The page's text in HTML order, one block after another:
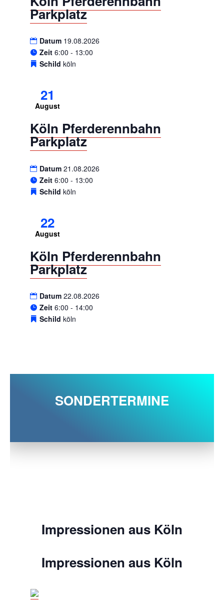
Parkplatz
Datum 19.08.2026
Zeit 6:00 - 13:00
Schild köln
21
August
Köln Pferderennbahn
Parkplatz
Datum 21.08.2026
Zeit 6:00 - 13:00
Schild köln
22
August
Köln Pferderennbahn
Parkplatz
Datum 22.08.2026
Zeit 6:00 - 14:00
Schild köln
SONDERTERMINE
Impressionen aus Köln
Impressionen aus Köln